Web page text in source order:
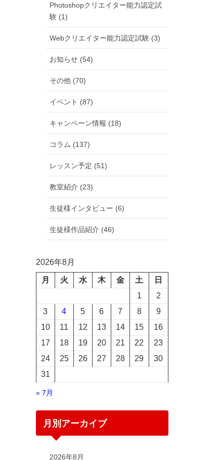
Photoshopクリエイター能力認定試
験 (1)
Webクリエイター能力認定試験 (3)
お知らせ (54)
その他 (70)
イベント (87)
キャンペーン情報 (18)
コラム (137)
レッスン予定 (51)
教室紹介 (23)
生徒様インタビュー (6)
生徒様作品紹介 (46)
2026年8月
月 火 水 木 金 土
日
1
2
3
4 5 6 7 8
9
10
11 12 13 14 15
16
17
18 19 20 21 22
23
24
25 26 27 28 29
30
31
« 7月
月別アーカイブ
2026年8月